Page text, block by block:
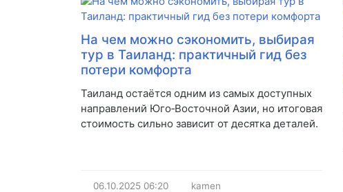
На чем можно сэкономить, выбирая
тур в Таиланд: практичный гид без
потери комфорта
Таиланд остаётся одним из самых доступных
направлений Юго‑Восточной Азии, но итоговая
стоимость сильно зависит от десятка деталей.
06.10.2025 06:20 kamen